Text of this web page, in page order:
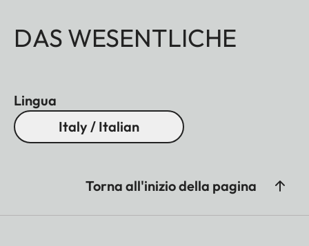
DAS WESENTLICHE
Lingua
Italy / Italian
Torna all'inizio della pagina